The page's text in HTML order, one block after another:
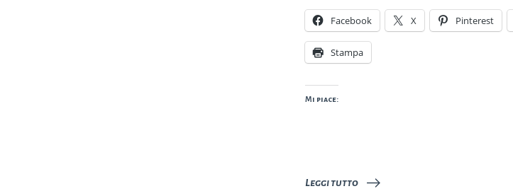
Facebook X Pinterest
Stampa
Mi piace:
Leggi tutto